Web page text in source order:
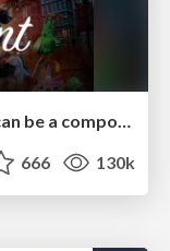
666 130k